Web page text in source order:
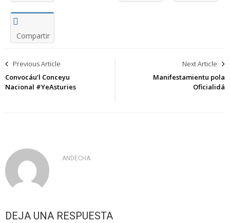
Compartir
Navegación
de
Previous Article
Convocáu’l Conceyu
Nacional #YeAsturies
Next Article
Manifestamientu pola
Oficialidá
ANDECHA
DEJA UNA RESPUESTA